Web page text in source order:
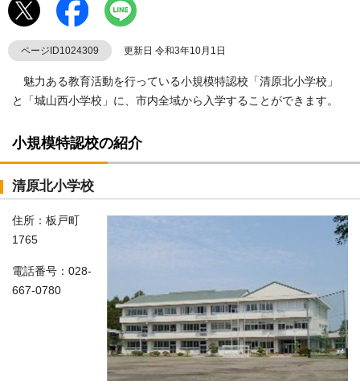
ページID1024309 更新日 令和3年10月1日
魅力ある教育活動を行っている小規模特認校「清原北小学校」
と「城山西小学校」に、市内全域から入学することができます。
小規模特認校の紹介
清原北小学校
住所：板戸町
1765
電話番号：028-
667-0780